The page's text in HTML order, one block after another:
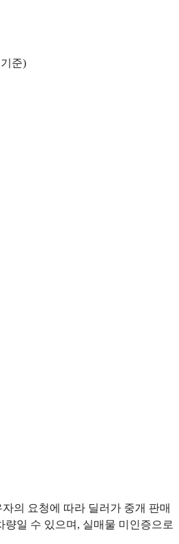
준)
의 요청에 따라 딜러가 중개 판매
량일 수 있으며, 실매물 미인증으로